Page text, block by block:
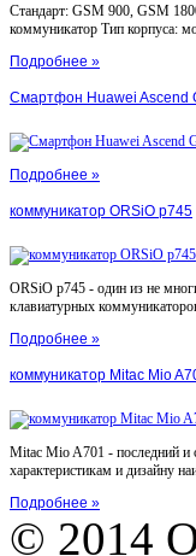
Стандарт: GSM 900, GSM
коммуникатор Тип корпуса:
Подробнее »
Смартфон Huawei Ascend
Подробнее »
коммуникатор ORSiO p745
ORSiO p745 - один из не
клавиатурных коммуникаторов
Подробнее »
коммуникатор Mitac Mio
Mitac Mio A701 - последний
характеристикам и дизайну
Подробнее »
© 2014